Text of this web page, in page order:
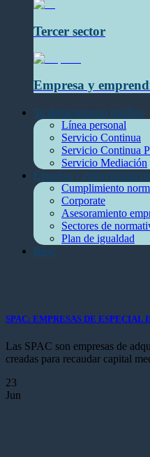
Tercer sector
Empresa y
Tu departamento jurídico
Línea personal
Servicio Continua
Servicio Continua
Servicio Mediación
Empresa y
Cumplimiento
Corporate
Asesoramiento
Sectores de
Plan de igualdad
Blog
SPAC: EMPRESAS DE ESPECIAL
Las SPAC son empresas de
creadas para recaudar capital
23
Jun